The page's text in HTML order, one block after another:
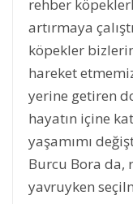
rehber
artırmaya
köpekler
hareket
yerine getiren
hayatın içine
yaşamımı
Burcu Bora da,
yavruyken